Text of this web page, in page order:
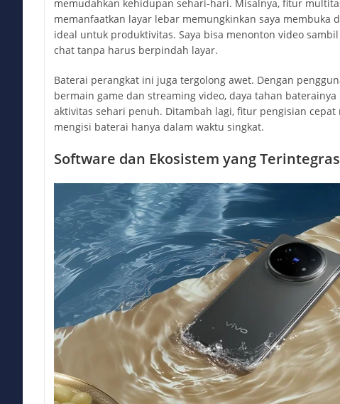
memudahkan kehidupan sehari-hari. Misalnya, fitur
memanfaatkan layar lebar memungkinkan saya membuka
ideal untuk produktivitas. Saya bisa menonton video
chat tanpa harus berpindah layar.
Baterai perangkat ini juga tergolong awet. Dengan
bermain game dan streaming video, daya tahan
aktivitas sehari penuh. Ditambah lagi, fitur pengisian cepat
mengisi baterai hanya dalam waktu singkat.
Software dan Ekosistem yang